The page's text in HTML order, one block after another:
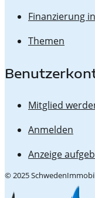
Finanzierung
Themen
Mitglied
Anmelden
Anzeige
© 2025